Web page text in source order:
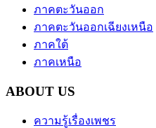
ภาคตะวันออก
ภาคตะวันออกเฉียงเหนือ
ภาคใต้
ภาคเหนือ
ABOUT US
ความรู้เรื่องเพชร